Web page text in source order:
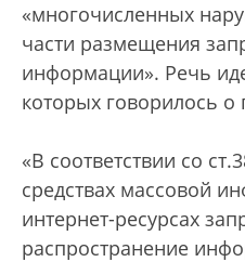
«многочисленных
части размещения
информации». Речь
которых говорилось о
«В соответствии со
средствах массовой
интернет-ресурсах
распространение